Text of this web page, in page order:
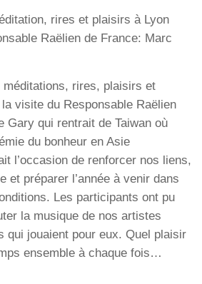
rires et plaisirs à Lyon
Raëlien de France: Marc
méditations, rires, plaisirs et
visite du Responsable Raëlien
Gary qui rentrait de Taiwan où
du bonheur en Asie
l’occasion de renforcer nos liens,
et préparer l’année à venir dans
Les participants ont pu
la musique de nos artistes
qui jouaient pour eux. Quel plaisir
ensemble à chaque fois…